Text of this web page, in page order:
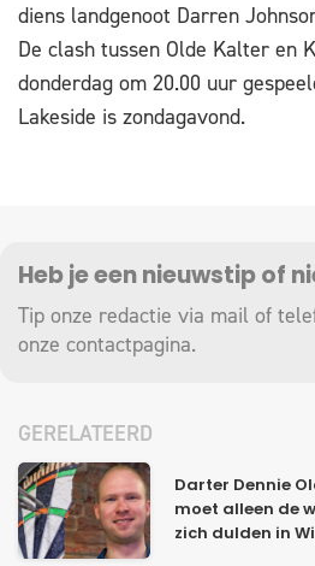
diens landgenoot Darren
De clash tussen Olde Kalter en
donderdag om 20.00 uur
Lakeside is zondagavond.
Heb je een nieuwstip of
Tip onze redactie via mail of
onze contactpagina.
GERELATEERD
Darter Dennie
moet alleen de
zich dulden in